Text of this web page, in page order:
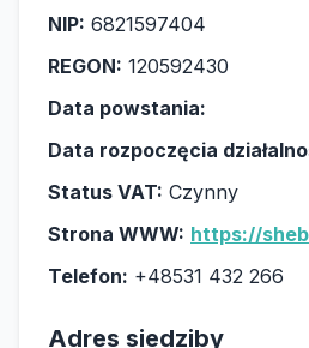
NIP: 6821597404
REGON: 120592430
Data powstania:
Data rozpoczęcia
Status VAT: Czynny
Strona WWW: https://
Telefon: +48531 432 266
Adres siedziby